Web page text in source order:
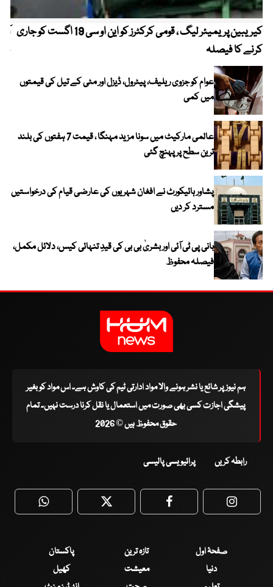
کیریبین پریمیئر لیگ ، قومی کرکٹرز کو این او سی 19 اگست کو جاری
کرنے کا فیصلہ
عوام کو جزوی ریلیف، پیٹرول، ڈیزل اور مٹی کے تیل کی قیمتوں
میں کمی
عالمی مارکیٹ میں سونا مزید مہنگا ، قیمت 7 ہفتوں کی بلند
ترین سطح پر پہنچ گئی
پشاور ہائیکورٹ نے افغان شہریوں کی عارضی قیام کی درخواستیں
مسترد کر دیں
بانی پی ٹی آئی اور بشریٰ بی بی کی قیدِ تنہائی کیس، دلائل مکمل،
فیصلہ محفوظ
ہم نیوز پر شائع یا نشر ہونے والا مواد ادارتی ٹیم کی کاوش ہے۔ اس مواد کو بغیر
پیشگی اجازت کسی بھی صورت میں استعمال یا نقل کرنا درست نہیں۔ تمام
حقوق محفوظ ہیں © 2026
رابطہ کریں پرائیویسی پالیسی
WhatsApp Twitter Facebook
صفحۂ اول تازہ ترین
پاکستان
دنیا
معیشت
کھیل